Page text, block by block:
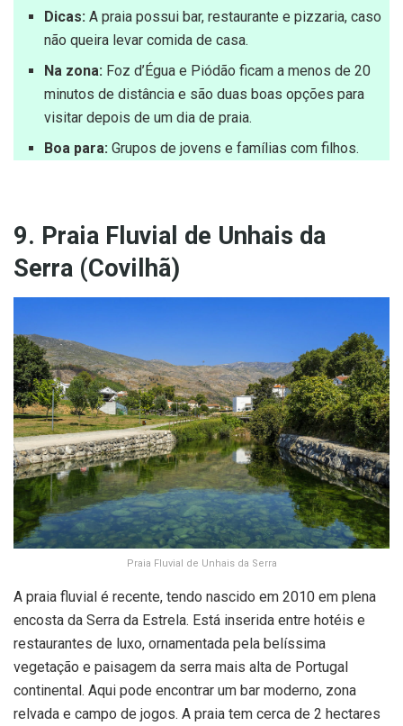
Dicas: A praia possui bar, restaurante e pizzaria, caso
não queira levar comida de casa.
Na zona: Foz d’Égua e Piódão ficam a menos de 20
minutos de distância e são duas boas opções para
visitar depois de um dia de praia.
Boa para: Grupos de jovens e famílias com filhos.
9. Praia Fluvial de Unhais da
Serra (Covilhã)
Praia Fluvial de Unhais da Serra
A praia fluvial é recente, tendo nascido em 2010 em plena
encosta da Serra da Estrela. Está inserida entre hotéis e
restaurantes de luxo, ornamentada pela belíssima
vegetação e paisagem da serra mais alta de Portugal
continental. Aqui pode encontrar um bar moderno, zona
relvada e campo de jogos. A praia tem cerca de 2 hectares